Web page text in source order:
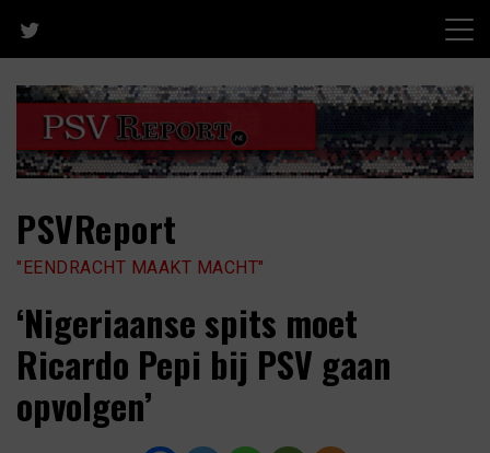
content
PSVReport
"EENDRACHT MAAKT MACHT"
‘Nigeriaanse spits moet
Ricardo Pepi bij PSV gaan
opvolgen’